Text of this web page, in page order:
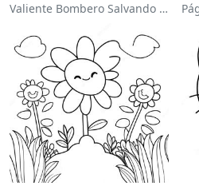
Valiente Bombero Salvando Un Gato Para Colorear